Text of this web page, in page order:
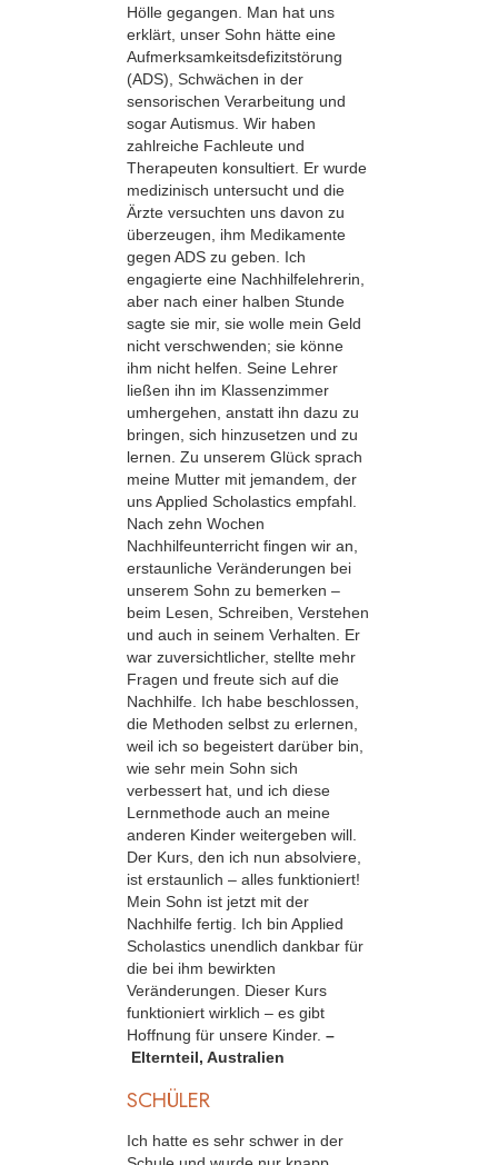
Hölle gegangen. Man hat uns
erklärt, unser Sohn hätte eine
Aufmerksamkeitsdefizitstörung
(ADS), Schwächen in der
sensorischen Verarbeitung und
sogar Autismus. Wir haben
zahlreiche Fachleute und
Therapeuten konsultiert. Er wurde
medizinisch untersucht und die
Ärzte versuchten uns davon zu
überzeugen, ihm Medikamente
gegen ADS zu geben. Ich
engagierte eine Nachhilfelehrerin,
aber nach einer halben Stunde
sagte sie mir, sie wolle mein Geld
nicht verschwenden; sie könne
ihm nicht helfen. Seine Lehrer
ließen ihn im Klassenzimmer
umhergehen, anstatt ihn dazu zu
bringen, sich hinzusetzen und zu
lernen. Zu unserem Glück sprach
meine Mutter mit jemandem, der
uns Applied Scholastics empfahl.
Nach zehn Wochen
Nachhilfeunterricht fingen wir an,
erstaunliche Veränderungen bei
unserem Sohn zu bemerken –
beim Lesen, Schreiben, Verstehen
und auch in seinem Verhalten. Er
war zuversichtlicher, stellte mehr
Fragen und freute sich auf die
Nachhilfe. Ich habe beschlossen,
die Methoden selbst zu erlernen,
weil ich so begeistert darüber bin,
wie sehr mein Sohn sich
verbessert hat, und ich diese
Lernmethode auch an meine
anderen Kinder weitergeben will.
Der Kurs, den ich nun absolviere,
ist erstaunlich – alles funktioniert!
Mein Sohn ist jetzt mit der
Nachhilfe fertig. Ich bin Applied
Scholastics unendlich dankbar für
die bei ihm bewirkten
Veränderungen. Dieser Kurs
funktioniert wirklich – es gibt
Hoffnung für unsere Kinder. –
Elternteil, Australien
SCHÜLER
Ich hatte es sehr schwer in der